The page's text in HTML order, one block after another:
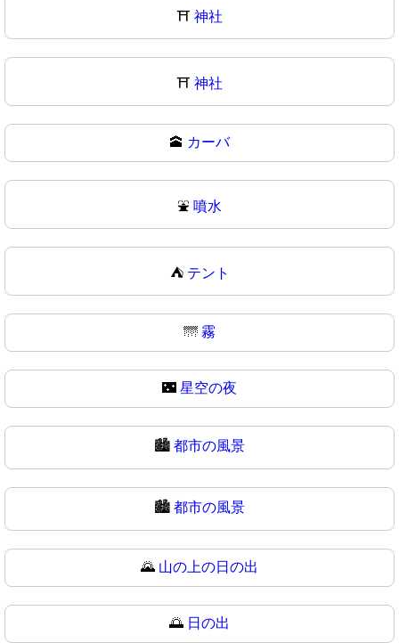
⛩️ 神社
⛩ 神社
🕋 カーバ
⛲ 噴水
⛺ テント
🌁 霧
🌃 星空の夜
🏙️ 都市の風景
🏙 都市の風景
🌄 山の上の日の出
🌅 日の出